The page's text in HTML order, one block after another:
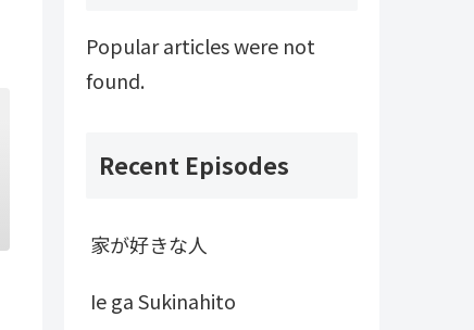
Popular articles were not
found.
Recent Episodes
家が好きな人
Ie ga Sukinahito